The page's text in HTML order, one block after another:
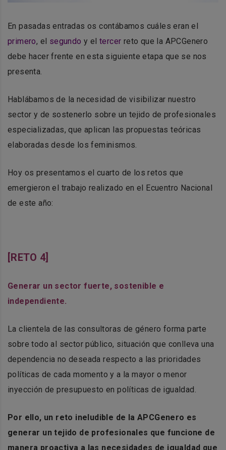
En pasadas entradas os contábamos cuáles eran el
primero, el segundo y eltercer reto que la APCGenero
debe hacer frente en esta siguiente etapa que se nos
presenta.
Hablábamos de la necesidad de visibilizar nuestro
sector y de sostenerlo sobre un tejido de profesionales
especializadas, que aplican las propuestas teóricas
elaboradas desde los feminismos.
Hoy os presentamos el cuarto de los retos que
emergieron el trabajo realizado en el Ecuentro Nacional
de este año:
[RETO 4]
Generar un sector fuerte, sostenible e
independiente.
La clientela de las consultoras de género forma parte
sobre todo al sector público, situación que conlleva una
dependencia no deseada respecto a las prioridades
políticas de cada momento y a la mayor o menor
inyección de presupuesto en políticas de igualdad.
Por ello, un reto ineludible de la APCGenero es
generar un tejido de profesionales que funcione de
manera proactiva a las necesidades de igualdad que